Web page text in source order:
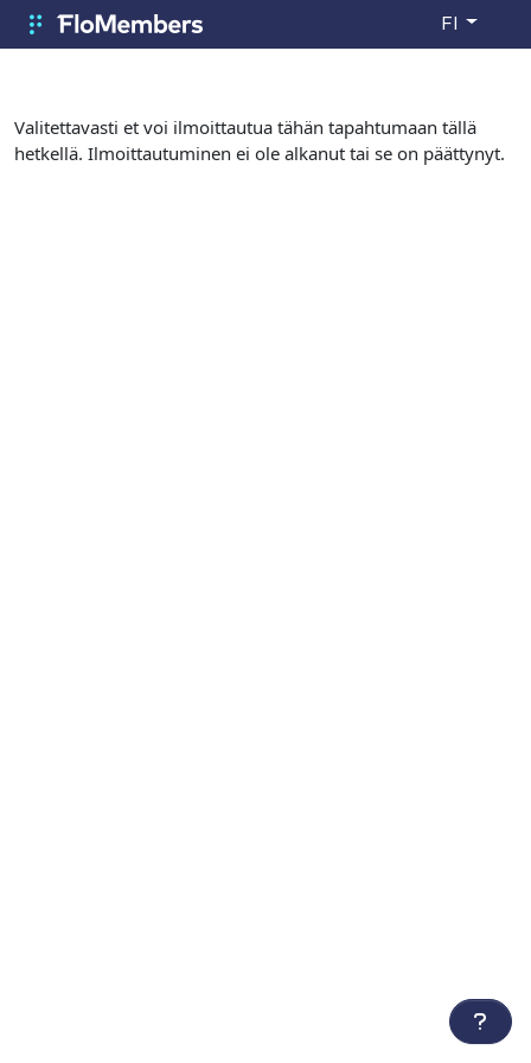
FloMembers FI
Valitettavasti et voi ilmoittautua tähän tapahtumaan tällä
hetkellä. Ilmoittautuminen ei ole alkanut tai se on päättynyt.